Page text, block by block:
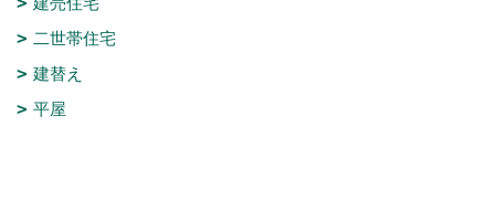
二世帯住宅
建替え
平屋